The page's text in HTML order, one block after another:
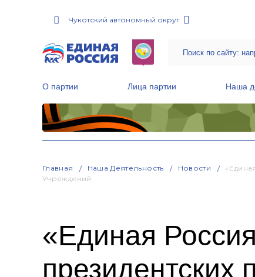
Чукотский автономный округ
О партии Лица партии Наша
Главная Наша Деятельность Новости
Учреждений
«Единая
президентских